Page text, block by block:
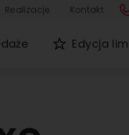
Realizacje Kontakt
Edycja